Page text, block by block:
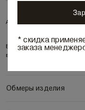
Артикул:
Воздушный палантин из
Обмеры изделия
* скидка
заказа